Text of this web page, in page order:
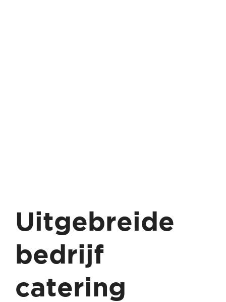
Uitgebreide
bedrijf
catering